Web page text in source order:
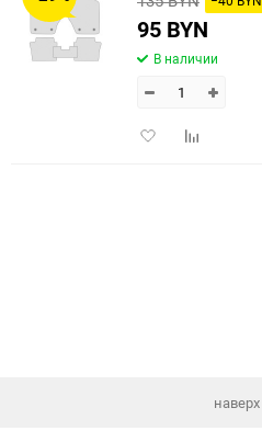
95 BYN
В наличии
ДобавитьДобавить
наверх